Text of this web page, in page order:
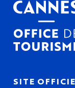
SITE